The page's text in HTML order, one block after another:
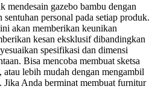
gazebo bambu dengan
personal pada setiap produk.
akan memberikan keunikan
kesan eksklusif dibandingkan
spesifikasi dan dimensi
Bisa mencoba membuat sketsa
atau lebih mudah dengan mengambil
Jika Anda berminat membuat furnitur